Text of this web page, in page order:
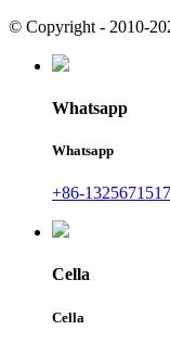
© Copyright - 2010-
Whatsapp
Whatsapp
+86-
Cella
Cella